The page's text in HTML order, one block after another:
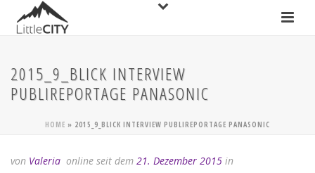
2015_9_BLICK INTERVIEW
PUBLIREPORTAGE PANASONIC
HOME » 2015_9_BLICK INTERVIEW PUBLIREPORTAGE PANASONIC
von Valeria online seit dem 21. Dezember 2015 in